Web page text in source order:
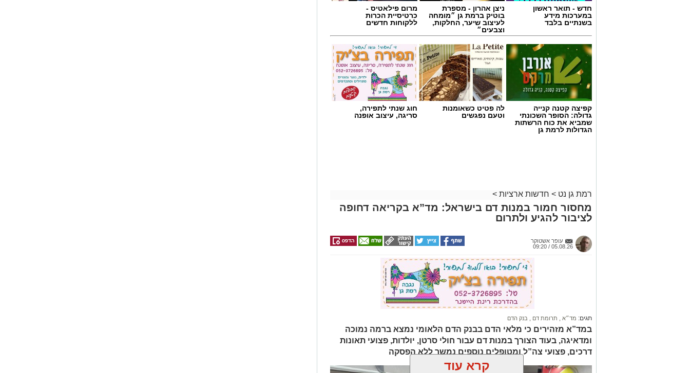
חדש - תואר ראשון
במערכות מידע
בשנתיים בלבד
ניצן אהרון - מספרת
בוטיק ברמת גן ״מומחה
לעיצוב שיער, החלקות,
וצבעים״
מרום פילאטיס -
כרטיסיית הכרות
ללקוחות חדשים
קפיצה קטנה קנייה
גדולה: הסופר השכונתי
שמביא את כוח הרשתות
הגדולות לרמת גן
לה פטיט כשאומנות
וטעם נפגשים
חוג שנתי לתפירה,
סריגה, עיצוב אופנה
רמת גן נט > חדשות ארציות >
מחסור חמור במנות דם בישראל: מד”א בקריאה דחופה
לציבור להגיע ולתרום
עופר אשטוקר
05.08.26 / 09:20
תגים: מד״א תרומת דם בנק הדם
במד”א מזהירים כי מלאי הדם בבנק הדם הלאומי נמצא ברמה נמוכה
ומדאיגה, בעוד הצורך במנות דם עבור חולי סרטן, יולדות, פצועי תאונות
דרכים, פצועי צה”ל ומטופלים נוספים נמשך ללא הפסקה
קרא עוד